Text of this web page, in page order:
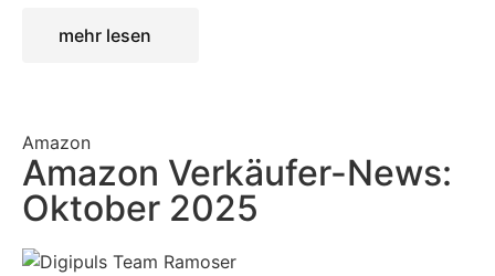
mehr lesen
Amazon
Amazon Verkäufer-News:
Oktober 2025